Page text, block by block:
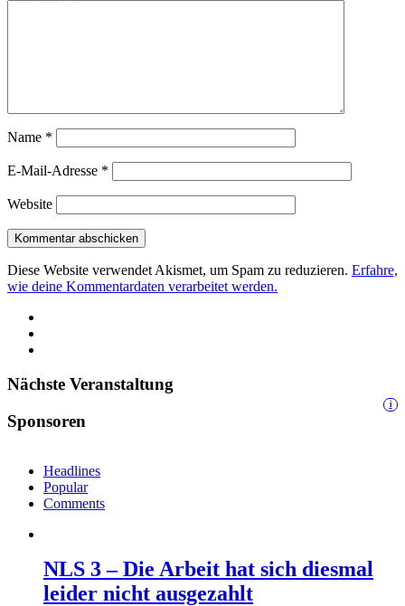
Name *
E-Mail-Adresse *
Website
Diese Website verwendet Akismet, um Spam zu reduzieren. Erfahre,
wie deine Kommentardaten verarbeitet werden.
Nächste Veranstaltung
i
Sponsoren
Headlines
Popular
Comments
NLS 3 – Die Arbeit hat sich diesmal
leider nicht ausgezahlt